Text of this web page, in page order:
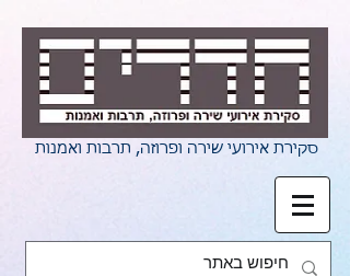
סקירת אירועי שירה ופרוזה, תרבות ואמנות